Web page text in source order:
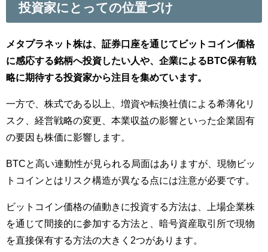
投資家にとっての位置づけ
メタプラネット株は、証券口座を通じてビットコイン価格
に感応する銘柄へ投資したい人や、企業によるBTC保有戦
略に期待する投資家から注目を集めています。
一方で、株式である以上、増資や転換社債による希薄化リ
スク、経営戦略の変更、本業収益の影響といった企業固有
の要因も株価に影響します。
BTCと高い連動性が見られる局面はありますが、現物ビッ
トコインとはリスク構造が異なる点には注意が必要です。
ビットコイン価格の値動きに投資する方法は、上場企業株
を通じて間接的に参加する方法と、暗号資産取引所で現物
を直接保有する方法の大きく2つがあります。